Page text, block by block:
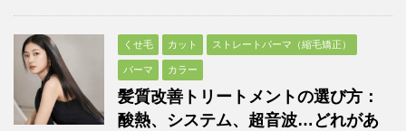
くせ毛 カット ストレートパーマ（縮毛矯正）
パーマ カラー
髪質改善トリートメントの選び方：
酸熱、システム、超音波…どれがあ